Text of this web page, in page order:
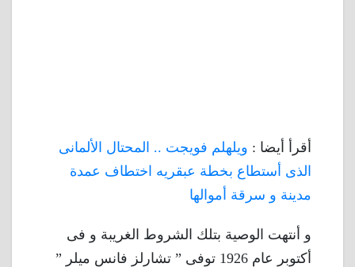
أقرأ أيضا : ويلهلم فويجت .. المحتال الألمانى
الذى أستطاع بخطة عبقريه اختطاف عمدة
مدينة و سرقة أموالها
و أنتهت الوصية بتلك الشروط الغريبة و فى
أكتوبر عام 1926 توفى ” تشارلز فانس ميلر ”